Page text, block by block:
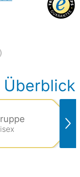
Überblick